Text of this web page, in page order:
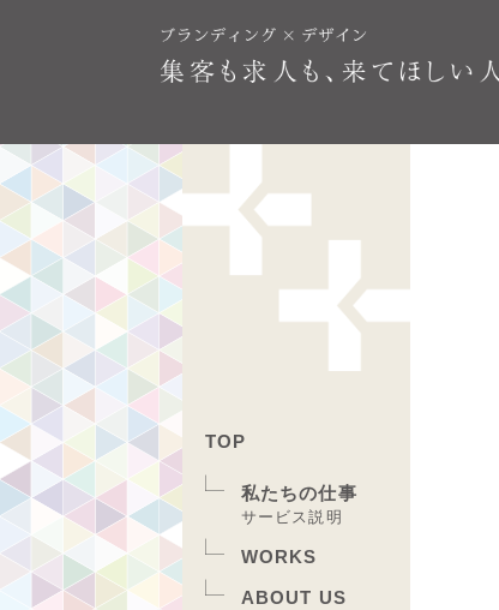
TOP
私たちの仕事
サービス説明
WORKS
ABOUT US